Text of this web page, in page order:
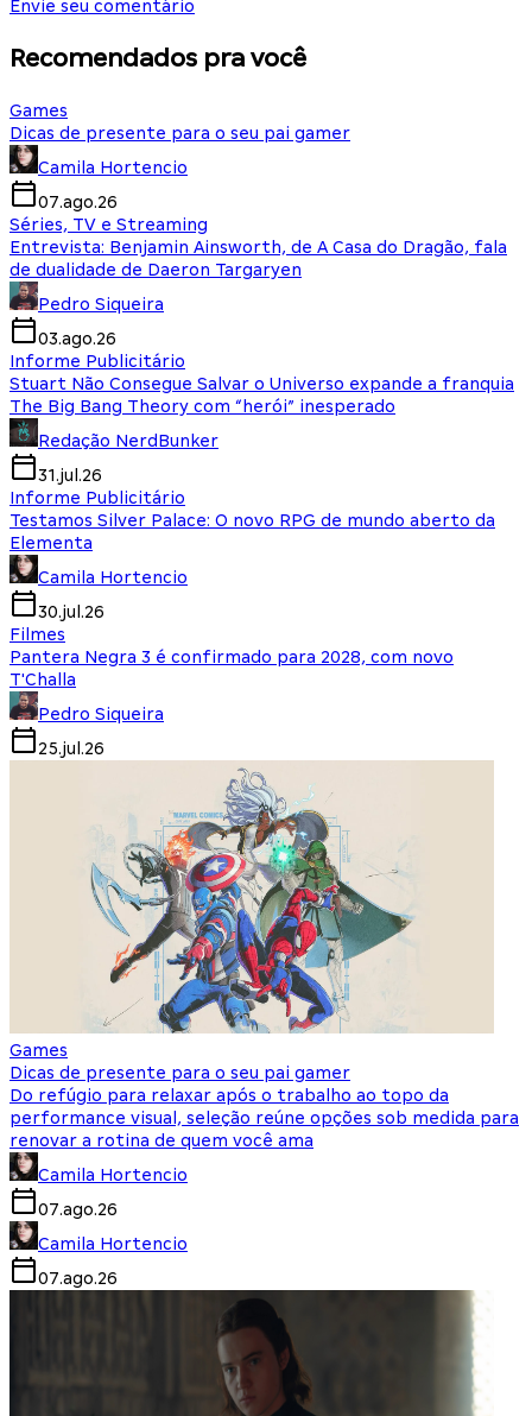
Envie seu comentário
Recomendados pra você
Games
Dicas de presente para o seu pai gamer
Camila Hortencio
07.ago.26
Séries, TV e Streaming
Entrevista: Benjamin Ainsworth, de A Casa do Dragão, fala
de dualidade de Daeron Targaryen
Pedro Siqueira
03.ago.26
Informe Publicitário
Stuart Não Consegue Salvar o Universo expande a franquia
The Big Bang Theory com “herói” inesperado
Redação NerdBunker
31.jul.26
Informe Publicitário
Testamos Silver Palace: O novo RPG de mundo aberto da
Elementa
Camila Hortencio
30.jul.26
Filmes
Pantera Negra 3 é confirmado para 2028, com novo
T'Challa
Pedro Siqueira
25.jul.26
Games
Dicas de presente para o seu pai gamer
Do refúgio para relaxar após o trabalho ao topo da
performance visual, seleção reúne opções sob medida para
renovar a rotina de quem você ama
Camila Hortencio
07.ago.26
Camila Hortencio
07.ago.26